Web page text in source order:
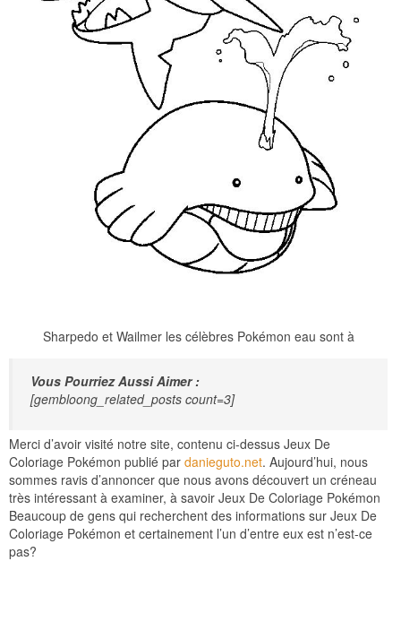
Sharpedo et Wailmer les célèbres Pokémon eau sont à
Vous Pourriez Aussi Aimer :
[gembloong_related_posts count=3]
Merci d’avoir visité notre site, contenu ci-dessus Jeux De
Coloriage Pokémon publié par danieguto.net. Aujourd’hui, nous
sommes ravis d’annoncer que nous avons découvert un créneau
très intéressant à examiner, à savoir Jeux De Coloriage Pokémon
Beaucoup de gens qui recherchent des informations sur Jeux De
Coloriage Pokémon et certainement l’un d’entre eux est n’est-ce
pas?